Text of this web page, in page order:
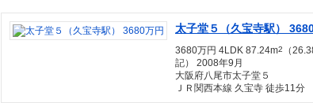
太子堂５（久宝寺駅）
3680万円 4LDK 87.24m2
（
記） 2008年9月
大阪府八尾市太子堂５
ＪＲ関西本線 久宝寺 徒歩11分